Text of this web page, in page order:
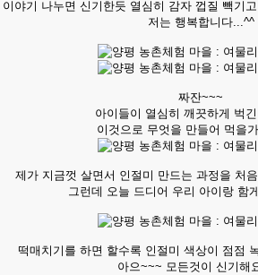
이야기 나누면 신기한듯 열심히 감자 껍질 빽기
저는 행복합니다...^^
짜잔~~~
아이들이 열심히 깨끗하게 벅
이것으로 무엇을 만들어 먹을
제가 지금껏 살면서 인절미 만드는 과정을 처
그런데 오늘 드디어 우리 아이랑 함
떡매치기를 하면 할수록 인절미 색상이 점점
아으~~~ 모든것이 신기해